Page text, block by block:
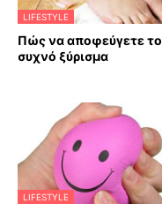
LIFESTYLE
Πώς να αποφεύγετε το
συχνό ξύρισμα
LIFESTYLE